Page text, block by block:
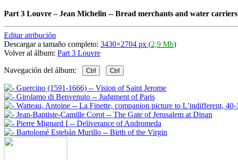
Part 3 Louvre–Jean Michelin -- Bread merchants and water carriers
Editar atribución
Descargar a tamaño completo: 3430×2704 px (2,9 Mb)
Volver al álbum: Part 3 Louvre
Navegación del álbum: Ctrl Ctrl